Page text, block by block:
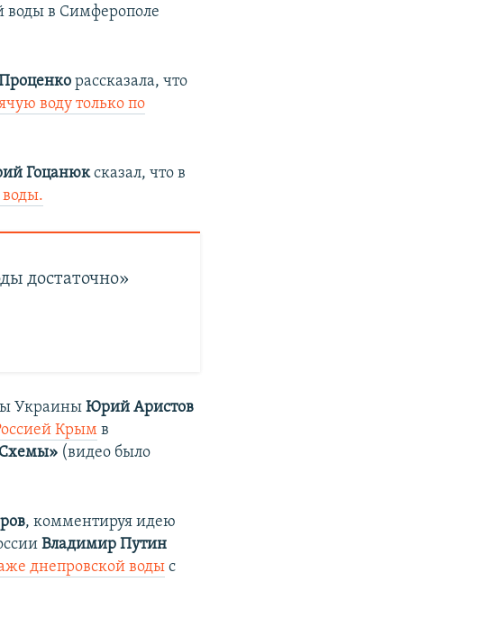
воды в Симферополе
рассказала, что
воду только по
Гоцанюксказал, что в
достаточно»
УкраиныЮрий Аристов
Крым в
(видео было
, комментируя идею
Владимир Путин
днепровской воды с